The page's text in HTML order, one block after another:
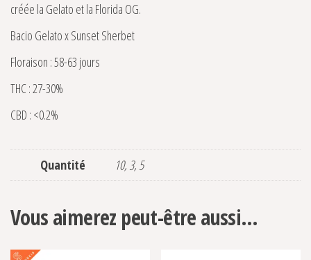
créée la Gelato et la Florida OG.
Bacio Gelato x Sunset Sherbet
Floraison : 58-63 jours
THC : 27-30%
CBD : <0.2%
Quantité 10, 3, 5
Vous aimerez peut-être aussi…